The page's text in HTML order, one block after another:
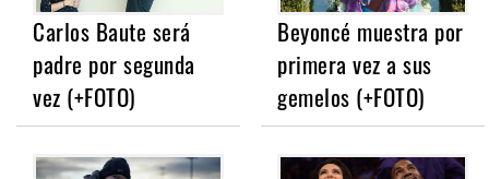
Carlos Baute será
padre por segunda
vez (+FOTO)
Beyoncé muestra por
primera vez a sus
gemelos (+FOTO)